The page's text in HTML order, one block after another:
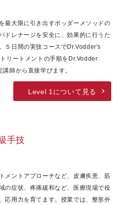
最大限に引き出すボッダーメソッドの
ドレナージを安全に、効果的に行うた
５日間の実技コースでDr.Vodder's
リートメントの手順をDr.Vodder
師から直接学びます。
Level 1について見る
手技
メントアプローチなど、皮膚疾患、筋
の症状、疼痛緩和など、医療現場で役
応用力を育てます。授業では、整形外